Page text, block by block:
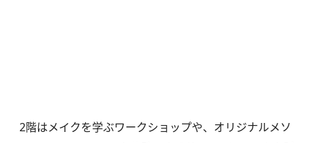
2階はメイクを学ぶワークショップや、オリジナルメソ